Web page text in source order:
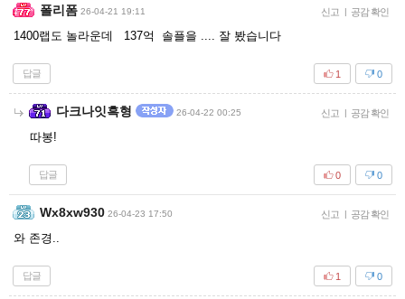
폴리폼 26-04-21 19:11 신고 | 공감 확인
1400랩도 놀라운데 137억 솔플을 .... 잘 봤습니다
답글 0
1
다크나잇흑형 26-04-22 00:25 신고 | 공감 확인
따봉!
답글 0
0
Wx8xw930 26-04-23 17:50 신고 | 공감 확인
와 존경..
답글 0
1